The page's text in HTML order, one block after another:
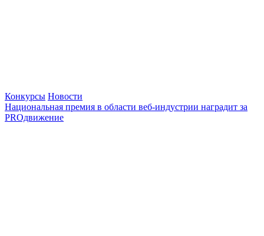
Конкурсы Новости
Национальная премия в области веб-индустрии наградит за
PROдвижение